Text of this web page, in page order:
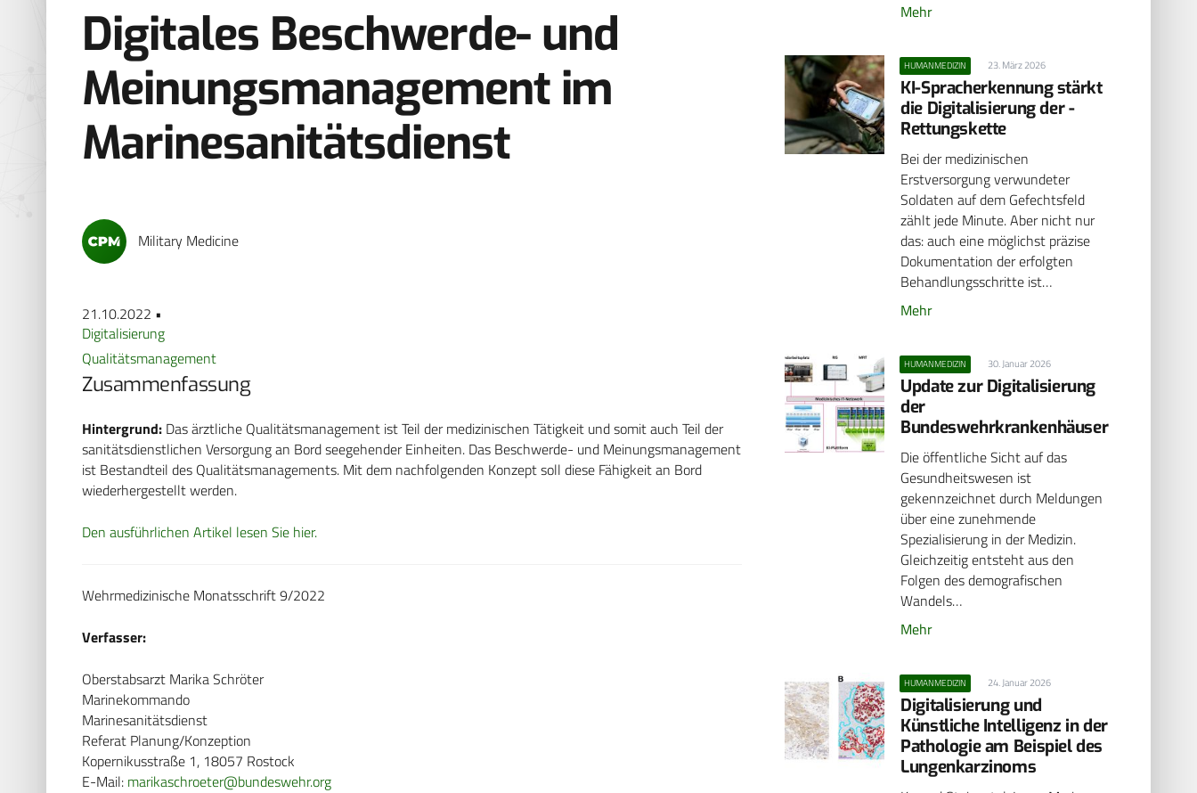
Digitales Beschwerde- und
Meinungsmanagement im
Marinesanitätsdienst
Military Medicine
21.10.2022 •
Digitalisierung
Qualitätsmanagement
Zusammenfassung
Hintergrund: Das ärztliche Qualitätsmanagement ist Teil der medizinischen Tätigkeit und somit auch Teil der
sanitätsdienstlichen Versorgung an Bord seegehender Einheiten. Das Beschwerde- und Meinungsmanagement
ist Bestandteil des Qualitätsmanagements. Mit dem nachfolgenden Konzept soll diese Fähigkeit an Bord
wiederhergestellt werden.
Den ausführlichen Artikel lesen Sie hier.
Wehrmedizinische Monatsschrift 9/2022
Verfasser:
Oberstabsarzt Marika Schröter
Marinekommando
Marinesanitätsdienst
Referat Planung/Konzeption
Kopernikusstraße 1, 18057 Rostock
E-Mail: marikaschroeter@bundeswehr.org
Mehr
HUMANMEDIZIN 23. März 2026
KI-Spracherkennung stärkt
die Digitalisierung der ­
Rettungskette
Bei der medizinischen
Erstversorgung verwundeter
Soldaten auf dem Gefechtsfeld
zählt jede Minute. Aber nicht nur
das: auch eine möglichst präzise
Dokumentation der erfolgten
Behandlungsschritte ist…
Mehr
HUMANMEDIZIN 30. Januar 2026
Update zur Digitalisierung
der
Bundeswehrkrankenhäuser
Die öffentliche Sicht auf das
Gesundheitswesen ist
gekennzeichnet durch Meldungen
über eine zunehmende
Spezialisierung in der Medizin.
Gleichzeitig entsteht aus den
Folgen des demografischen
Wandels…
Mehr
HUMANMEDIZIN 24. Januar 2026
Digitalisierung und
Künstliche Intelligenz in der
Pathologie am Beispiel des
Lungenkarzinoms